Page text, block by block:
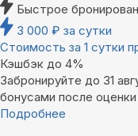
Быстрое
3 000 ₽ за сутки
Стоимость за 1 сутки
Кэшбэк до 4%
Забронируйте до 31
бонусами после
Подробнее